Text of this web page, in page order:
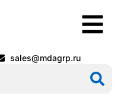
sales@mdagrp.ru